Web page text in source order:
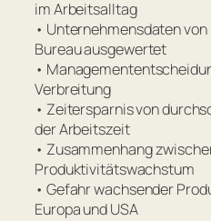
im Arbeitsalltag
• Unternehmensdaten
Bureau ausgewertet
•
Verbreitung
• Zeitersparnis von
der Arbeitszeit
• Zusammenhang
Produktivitätswachstum
• Gefahr wachsender
Europa und USA